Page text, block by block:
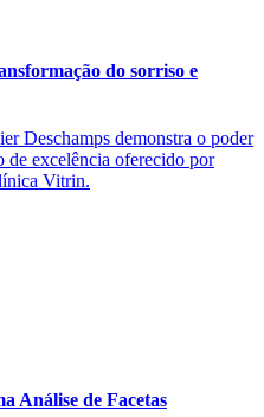
do sorriso e
Deschamps demonstra o poder
de excelência oferecido por
Vitrin.
Análise de Facetas